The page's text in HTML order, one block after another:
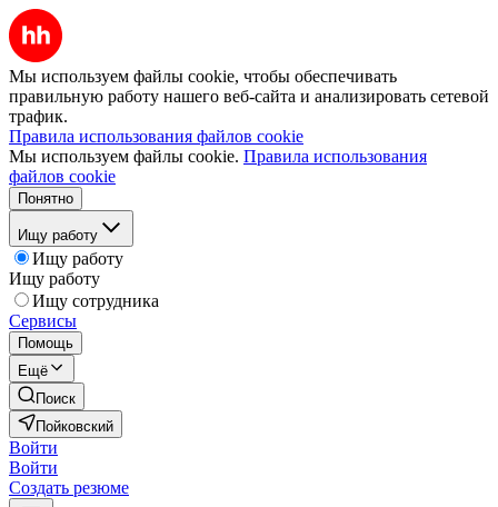
Мы используем файлы cookie, чтобы обеспечивать
правильную работу нашего веб-сайта и анализировать сетевой
трафик.
Правила использования файлов cookie
Мы используем файлы cookie. Правила использования
файлов cookie
Понятно
Ищу работу
Ищу работу
Ищу работу
Ищу сотрудника
Сервисы
Помощь
Ещё
Поиск
Пойковский
Войти
Войти
Создать резюме